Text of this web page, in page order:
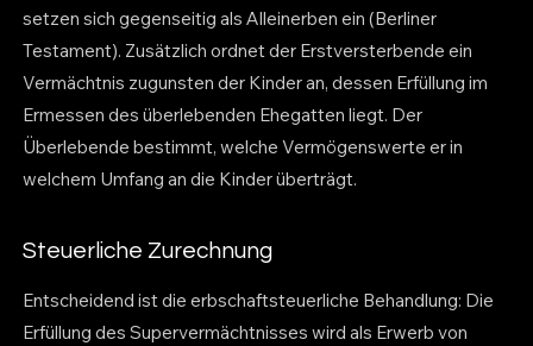
setzen sich gegenseitig als Alleinerben ein (Berliner
Testament). Zusätzlich ordnet der Erstversterbende ein
Vermächtnis zugunsten der Kinder an, dessen Erfüllung im
Ermessen des überlebenden Ehegatten liegt. Der
Überlebende bestimmt, welche Vermögenswerte er in
welchem Umfang an die Kinder überträgt.
Steuerliche Zurechnung
Entscheidend ist die erbschaftsteuerliche Behandlung: Die
Erfüllung des Supervermächtnisses wird als Erwerb von